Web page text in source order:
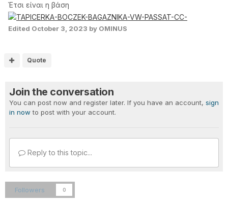
Έτσι είναι η βάση
Edited October 3, 2023 by OMINUS
Quote
Join the conversation
You can post now and register later. If you have an account, sign
in now to post with your account.
Reply to this topic...
Followers 0